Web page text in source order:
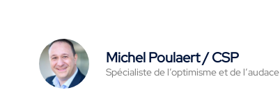
Michel Poulaert / CSP
Spécialiste de l’optimisme et de l’audace